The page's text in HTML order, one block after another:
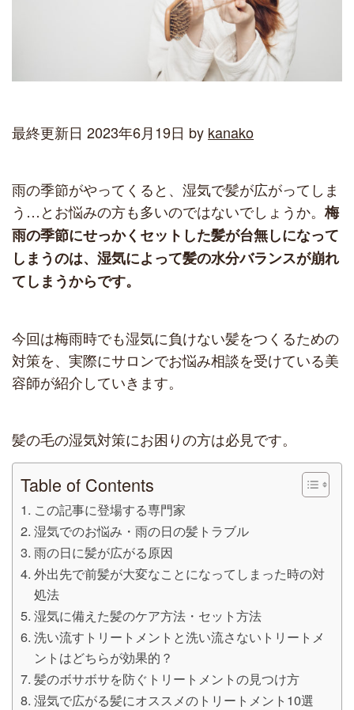
最終更新日 2023年6月19日 by kanako
雨の季節がやってくると、湿気で髪が広がってしま
う…とお悩みの方も多いのではないでしょうか。梅
雨の季節にせっかくセットした髪が台無しになって
しまうのは、湿気によって髪の水分バランスが崩れ
てしまうからです。
今回は梅雨時でも湿気に負けない髪をつくるための
対策を、実際にサロンでお悩み相談を受けている美
容師が紹介していきます。
髪の毛の湿気対策にお困りの方は必見です。
Table of Contents
この記事に登場する専門家
湿気でのお悩み・雨の日の髪トラブル
雨の日に髪が広がる原因
外出先で前髪が大変なことになってしまった時の対
処法
湿気に備えた髪のケア方法・セット方法
洗い流すトリートメントと洗い流さないトリートメ
ントはどちらが効果的？
髪のボサボサを防ぐトリートメントの見つけ方
湿気で広がる髪にオススメのトリートメント10選